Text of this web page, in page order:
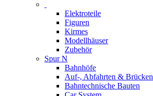
Elektroteile
Figuren
Kirmes
Modellhäuser
Zubehör
Spur N
Bahnhöfe
Auf-, Abfahrten & Brücken
Bahntechnische Bauten